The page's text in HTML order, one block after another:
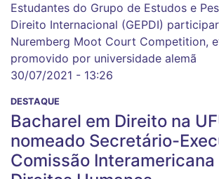
Estudantes do Grupo de Estudos e
Direito Internacional (GEPDI)
Nuremberg Moot Court Competition,
promovido por universidade alemã
30/07/2021 - 13:26
DESTAQUE
Bacharel em Direito na
nomeado Secretário-
Comissão Interamericana